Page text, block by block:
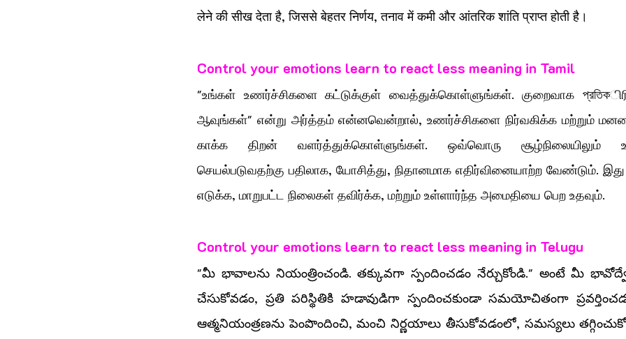
लेने की सीख देता है, जिससे बेहतर निर्णय, तनाव में कमी और आंतरिक शांति प्राप्त होती है।
Control your emotions learn to react less meaning in Tamil
"உங்கள் உணர்ச்சிகளை கட்டுக்குள் வைத்துக்கொள்ளுங்கள். குறைவாக
ஆவுங்கள்" என்று அர்த்தம் என்னவென்றால், உணர்ச்சிகளை நிர்வகிக்க மற்றும்
காக்க திறன் வளர்த்துக்கொள்ளுங்கள். ஒவ்வொரு சூழ்நிலையிலும்
செயல்படுவதற்கு பதிலாக, யோசித்து, நிதானமாக எதிர்வினையாற்ற வேண்டும். இது
எடுக்க, மாறுபட்ட நிலைகள் தவிர்க்க, மற்றும் உள்ளார்ந்த அமைதியை பெற உதவும்.
Control your emotions learn to react less meaning in Telugu
"మీ భావాలను నియంత్రించండి. తక్కువగా స్పందించడం నేర్చుకోండి." అంటే మీ
చేసుకోవడం, ప్రతి పరిస్థితికి హడావుడిగా స్పందించకుండా సమయోచితంగా
ఆత్మనియంత్రణను పెంపొందించి, మంచి నిర్ణయాలు తీసుకోవడంలో, సమస్యలు